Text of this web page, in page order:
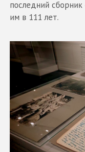
последний
им в 111 лет.